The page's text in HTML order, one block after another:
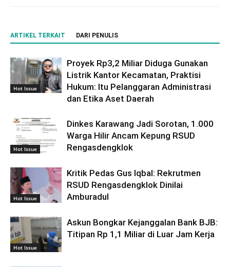
ARTIKEL TERKAIT DARI PENULIS
Hot Issue
Proyek Rp3,2 Miliar Diduga Gunakan
Listrik Kantor Kecamatan, Praktisi
Hukum: Itu Pelanggaran Administrasi
dan Etika Aset Daerah
Hot Issue
Dinkes Karawang Jadi Sorotan, 1.000
Warga Hilir Ancam Kepung RSUD
Rengasdengklok
Hot Issue
Kritik Pedas Gus Iqbal: Rekrutmen
RSUD Rengasdengklok Dinilai
Amburadul
Hot Issue
Askun Bongkar Kejanggalan Bank BJB:
Titipan Rp 1,1 Miliar di Luar Jam Kerja